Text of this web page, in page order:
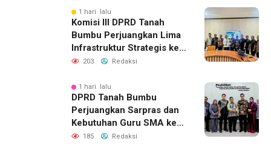
1 hari lalu
Komisi III DPRD Tanah
Bumbu Perjuangkan Lima
Infrastruktur Strategis ke
BPJN XI Banjarmasin
203 Redaksi
1 hari lalu
DPRD Tanah Bumbu
Perjuangkan Sarpras dan
Kebutuhan Guru SMA ke
Pemprov Kalsel
185 Redaksi